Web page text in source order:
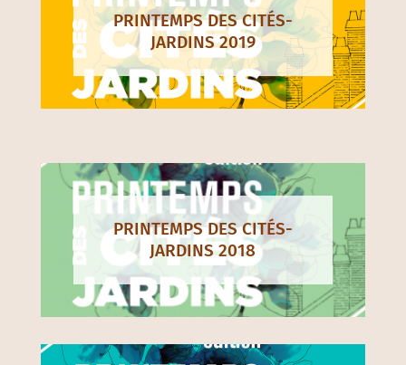
PRINTEMPS DES CITÉS-
JARDINS 2019
PRINTEMPS DES CITÉS-
JARDINS 2018